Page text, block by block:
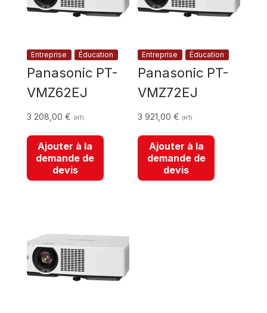
Entreprise Éducation
Panasonic PT-
VMZ62EJ
3 208,00 € (HT)
Ajouter à la
demande de
devis
Entreprise Éducation
Panasonic PT-
VMZ72EJ
3 921,00€ (HT)
Ajouter à la
demande de
devis